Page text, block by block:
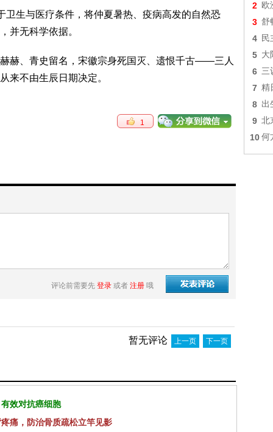
卫生与医疗条件，将仲夏暑热、疫病高发的自然恐
并无科学依据。
赫、青史留名，宋徽宗身死国灭、遗恨千古——三人
来不由生辰日期决定。
1
评论前需要先 登录 或者 注册 哦
暂无评论 上一页 下一页
效对抗癌细胞
痛，防治骨质疏松立竿见影
2 欧
3 舒
4 民
5 大
6 三
7 精
8 出
9 北
10 何